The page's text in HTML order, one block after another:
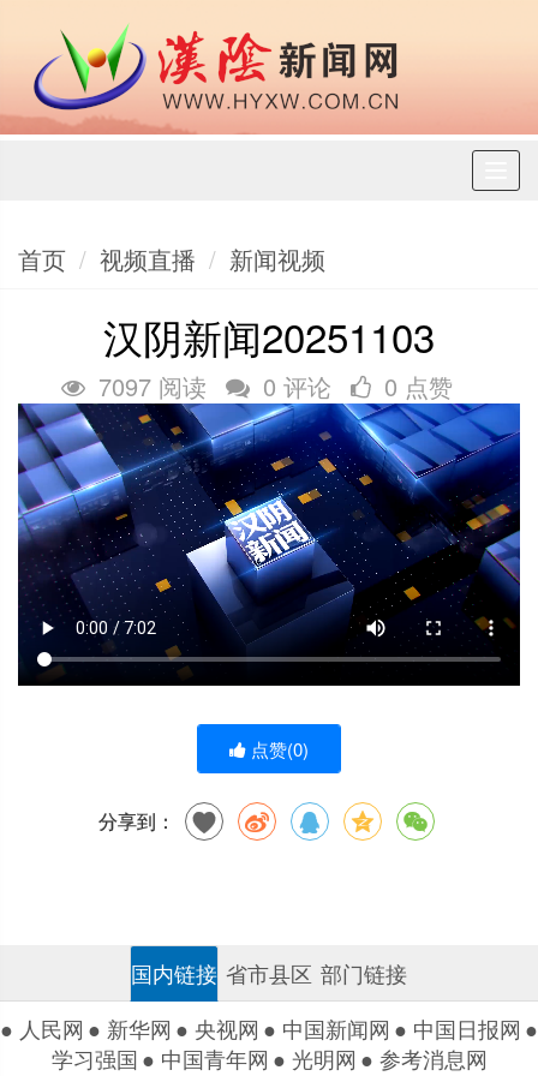
首页 视频直播 新闻视频
汉阴新闻20251103
7097 阅读 0 评论 0 点赞
点赞(0)
分享到：
国内链接 省市县区 部门链接
● 人民网 ● 新华网 ● 央视网 ● 中国新闻网 ● 中国日报网 ●
学习强国● 中国青年网 ● 光明网 ● 参考消息网